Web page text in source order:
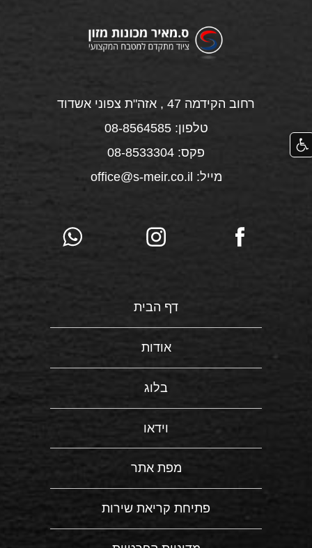
רחוב הקידמה 47 , אזה"ת צפוני אשדוד
טלפון: 08-8564585
פקס: 08-8533304
מייל: office@s-meir.co.il
דף הבית
אודות
בלוג
וידאו
מפת אתר
פתיחת קריאת שירות